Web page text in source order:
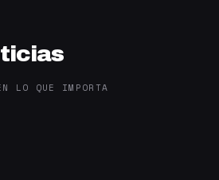
LO QUE IMPORTA